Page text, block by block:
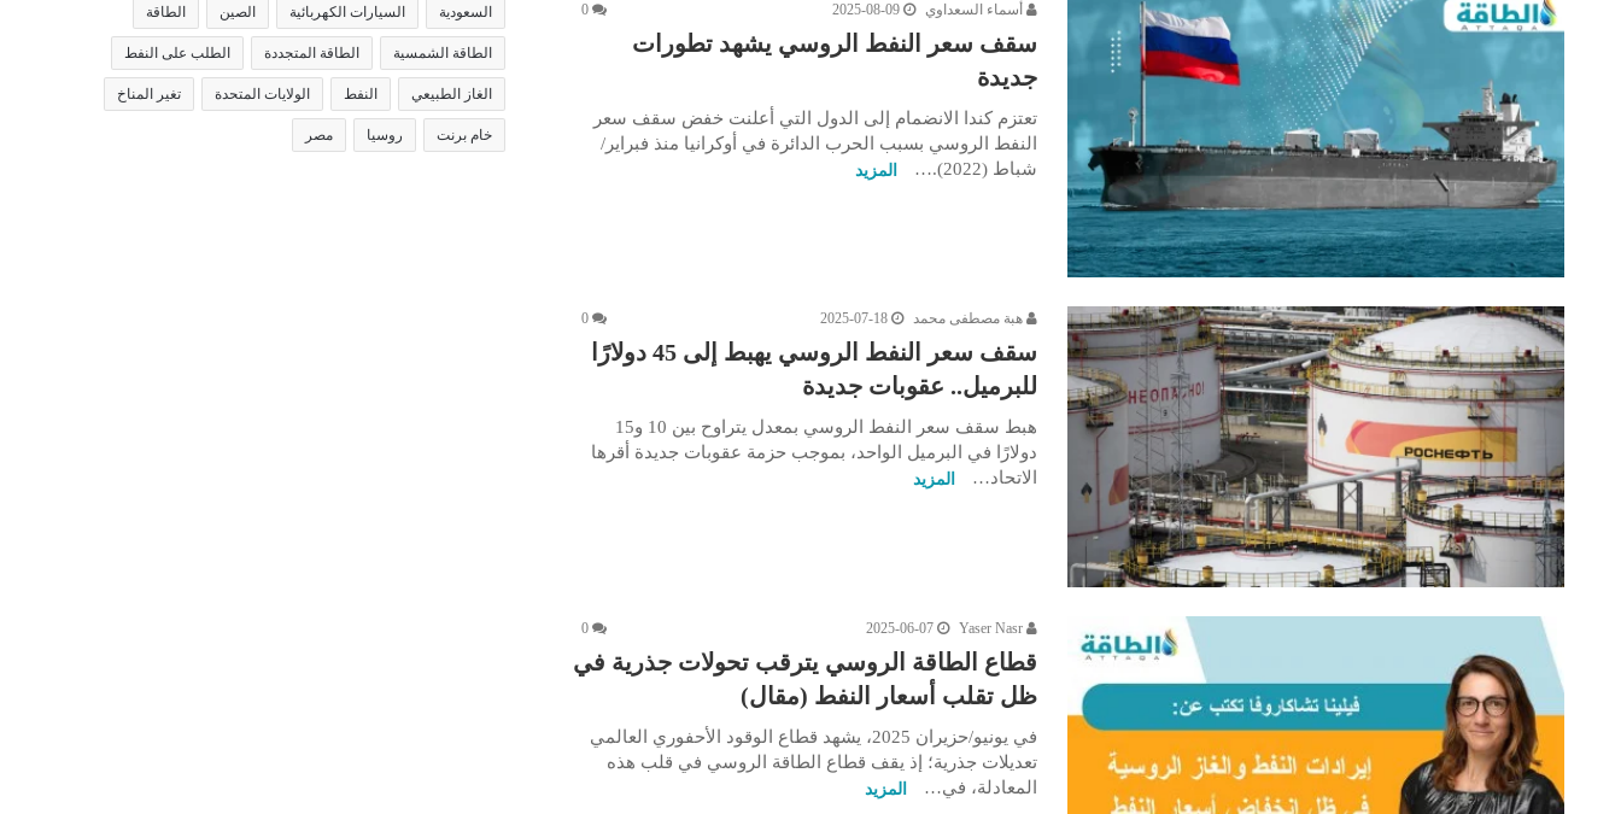
أسماء السعداوي 2025-08-09
0
سقف سعر النفط الروسي يشهد تطورات
جديدة
تعتزم كندا الانضمام إلى الدول التي أعلنت خفض سقف سعر
النفط الروسي بسبب الحرب الدائرة في أوكرانيا منذ فبراير/
شباط (2022).…
المزيد
هبة مصطفى محمد 2025-07-18
0
سقف سعر النفط الروسي يهبط إلى 45 دولارًا
للبرميل.. عقوبات جديدة
هبط سقف سعر النفط الروسي بمعدل يتراوح بين 10 و15
دولارًا في البرميل الواحد، بموجب حزمة عقوبات جديدة أقرها
الاتحاد…
المزيد
Yaser Nasr
2025-06-07
0
قطاع الطاقة الروسي يترقب تحولات جذرية في
ظل تقلب أسعار النفط (مقال)
في يونيو/حزيران 2025، يشهد قطاع الوقود الأحفوري العالمي
تعديلات جذرية؛ إذ يقف قطاع الطاقة الروسي في قلب هذه
المعادلة، في…
المزيد
السعودية السيارات الكهربائية الصين الطاقة
الطاقة الشمسية الطاقة المتجددة الطلب على النفط
الغاز الطبيعي النفط الولايات المتحدة تغير المناخ
خام برنت روسيا مصر